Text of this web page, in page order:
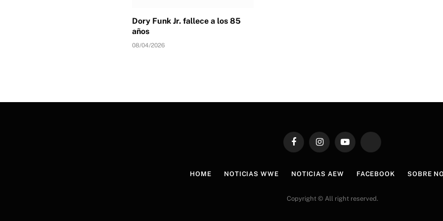
Dory Funk Jr. fallece a los 85
años
08/04/2026
FacebookInstagramYouTube TikTok
HOME NOTICIAS WWE NOTICIAS AEW FACEBOOK SOBRE
Copyright © All right reserved.